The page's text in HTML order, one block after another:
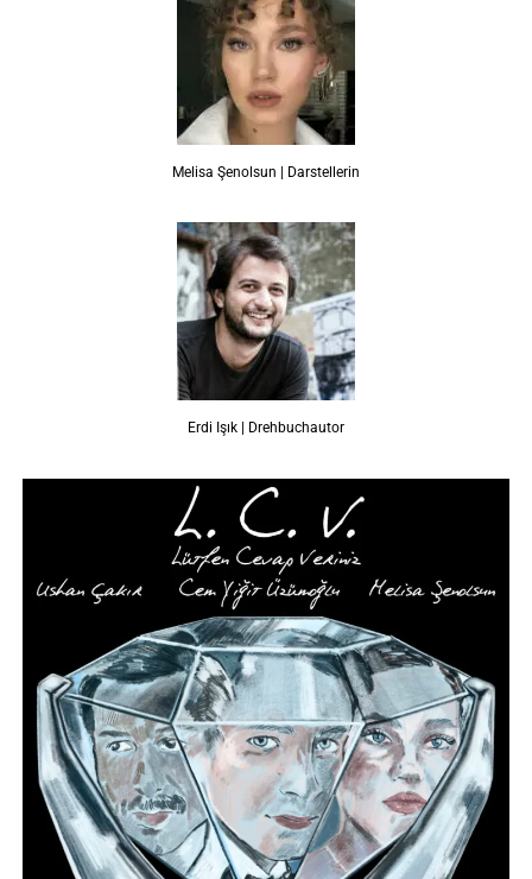
Melisa Şenolsun | Darstellerin
Erdi Işık | Drehbuchautor